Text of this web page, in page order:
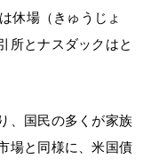
休場（きゅうじょ
所とナスダックはと
、国民の多くが家族
場と同様に、米国債